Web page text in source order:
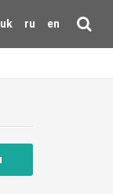
uk ru en